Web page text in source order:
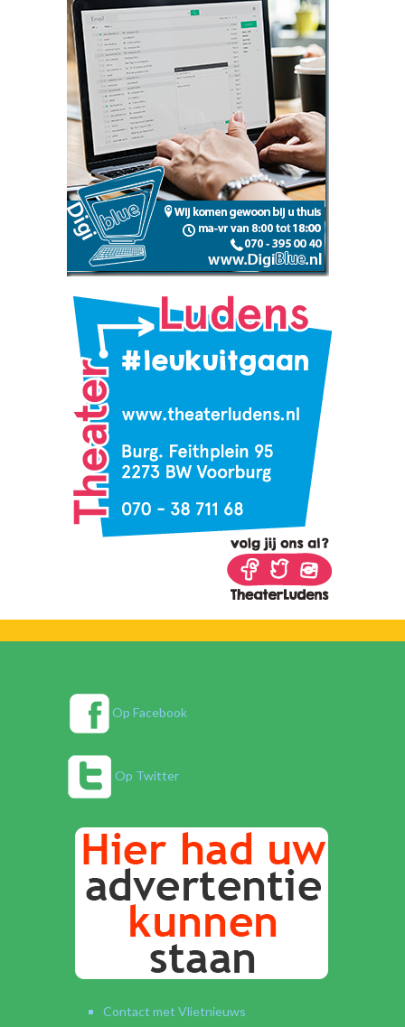
Op Facebook
Op Twitter
Contact met Vlietnieuws